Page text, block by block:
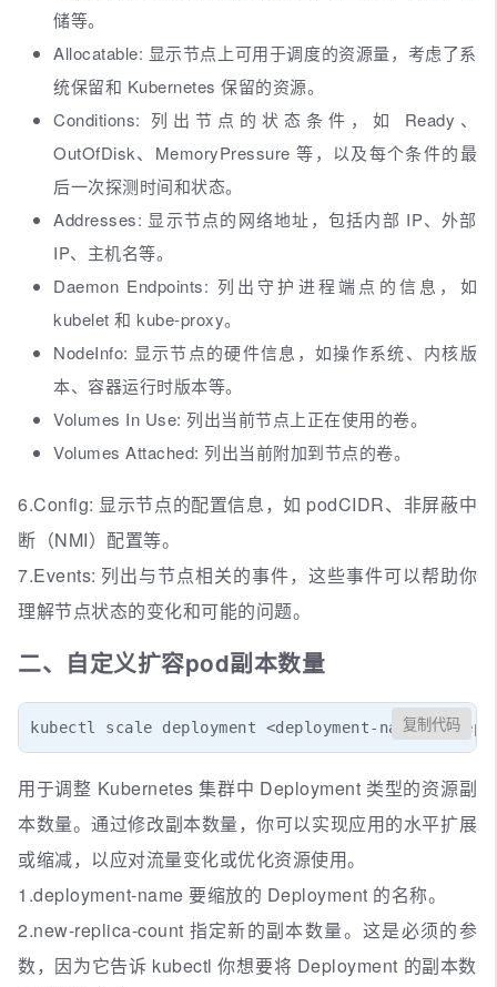
储等。
Allocatable: 显示节点上可用于调度的资源量，考虑了系
统保留和 Kubernetes 保留的资源。
Conditions: 列出节点的状态条件，如 Ready、
OutOfDisk、MemoryPressure 等，以及每个条件的最
后一次探测时间和状态。
Addresses: 显示节点的网络地址，包括内部 IP、外部
IP、主机名等。
Daemon Endpoints: 列出守护进程端点的信息，如
kubelet 和 kube-proxy。
NodeInfo: 显示节点的硬件信息，如操作系统、内核版
本、容器运行时版本等。
Volumes In Use: 列出当前节点上正在使用的卷。
Volumes Attached: 列出当前附加到节点的卷。
6.Config: 显示节点的配置信息，如 podCIDR、非屏蔽中
断（NMI）配置等。
7.Events: 列出与节点相关的事件，这些事件可以帮助你
理解节点状态的变化和可能的问题。
二、自定义扩容pod副本数量
kubectl scale deployment <deployment-name> --
复制代码
用于调整 Kubernetes 集群中 Deployment 类型的资源副
本数量。通过修改副本数量，你可以实现应用的水平扩展
或缩减，以应对流量变化或优化资源使用。
1.deployment-name 要缩放的 Deployment 的名称。
2.new-replica-count 指定新的副本数量。这是必须的参
数，因为它告诉 kubectl 你想要将 Deployment 的副本数